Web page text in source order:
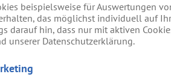
beispielsweise für Auswertungen
das möglichst individuell auf
darauf hin, dass nur mit aktiven
unserer Datenschutzerklärung.